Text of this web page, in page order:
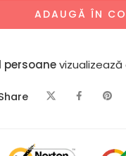
ADAUGĂ ÎN
persoane